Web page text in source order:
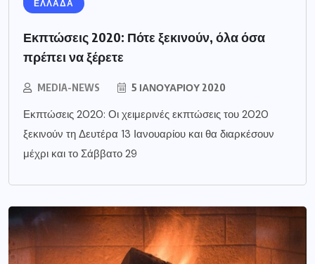
ΕΛΛΑΔΑ
Εκπτώσεις 2020: Πότε ξεκινούν, όλα όσα
πρέπει να ξέρετε
MEDIA-NEWS 5 ΙΑΝΟΥΑΡΊΟΥ 2020
Εκπτώσεις 2020: Οι χειμερινές εκπτώσεις του 2020
ξεκινούν τη Δευτέρα 13 Ιανουαρίου και θα διαρκέσουν
μέχρι και το Σάββατο 29